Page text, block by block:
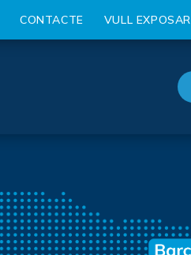
CONTACTE VULL EXPOSAR